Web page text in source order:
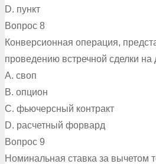
D. пункт
Вопрос 8
Конверсионная операция,
проведению встречной сделки
A. своп
B. опцион
C. фьючерсный контракт
D. расчетный форвард
Вопрос 9
Номинальная ставка за вычетом